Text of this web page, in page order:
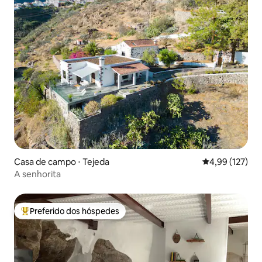
Casa de campo ⋅ Tejeda 4,99 de uma
4,99 (127)
A senhorita
Entre os melhores preferidos dos hóspedes
Preferido dos hóspedes